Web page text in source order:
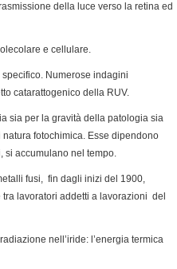
della luce verso la retina ed
e cellulare.
Numerose indagini
catarattogenico della RUV.
sia per la gravità della patologia sia
fotochimica. Esse dipendono
si accumulano nel tempo.
fusi, fin dagli inizi del 1900,
lavoratori addetti a lavorazioni del
nell’iride: l’energia termica